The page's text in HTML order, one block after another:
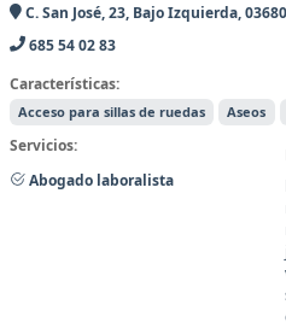
C. San José, 23, Bajo Izquierda,
685 54 02 83
Características:
Acceso para sillas de ruedas Aseos
Servicios:
Abogado laboralista